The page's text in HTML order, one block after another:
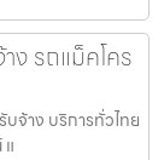
ง รถแม็คโคร
บจ้าง บริการทั่วไทย